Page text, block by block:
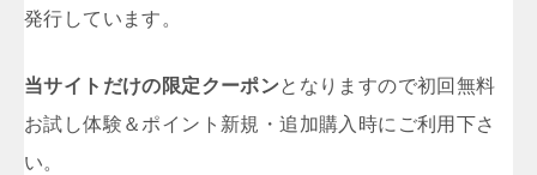
発行しています。
当サイトだけの限定クーポンとなりますので初回無料
お試し体験＆ポイント新規・追加購入時にご利用下さ
い。